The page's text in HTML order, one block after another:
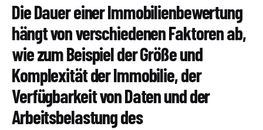
Die Dauer einer Immobilienbewertung
hängt von verschiedenen Faktoren ab,
wie zum Beispiel der Größe und
Komplexität der Immobilie, der
Verfügbarkeit von Daten und der
Arbeitsbelastung des